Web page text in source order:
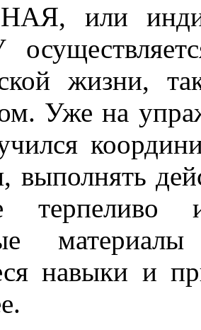
или
жизни,
Уже на
выполнять
и
навыки и